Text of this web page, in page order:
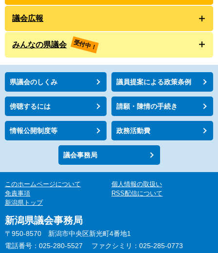
議会広報
みんなの県議会 受付中！
県議会のしくみ 議員提案による政策条例
傍聴するには 請願・陳情の手続き
情報公開制度等 政務活動費
議会事務局
このホームページについて
個人情報の取扱い
免責事項
RSS配信について
新潟県トップ
新潟県議会事務局
〒950-8570 新潟市中央区新光町4番地1
電話番号：025-280-5527
ファクシミリ：025-285-0773